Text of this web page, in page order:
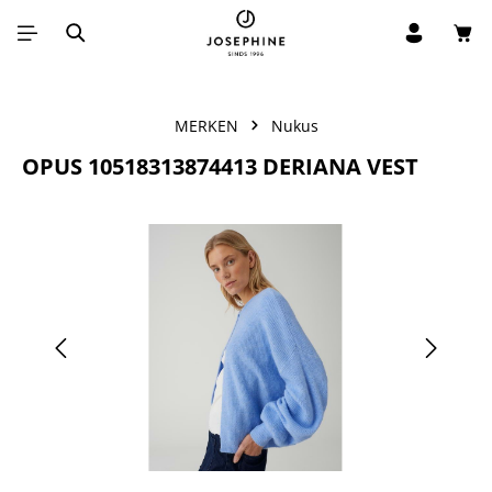
Ga naar de hoofdinhoud
MERKEN Nukus
OPUS 10518313874413 DERIANA VEST
Afbeeldingengalerij overslaan